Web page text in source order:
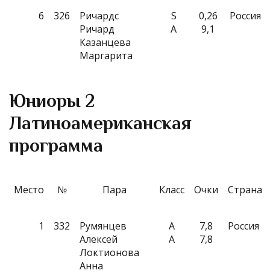
6 326
Ричардс
Ричард
Казанцева
Маргарита
S
A
0,26
9,1
Россия
Юниоры 2
Латиноамериканская
программа
Место № Пара Класс Очки Страна
1 332
Румянцев
Алексей
Локтионова
Анна
A
A
7,8
7,8
Россия